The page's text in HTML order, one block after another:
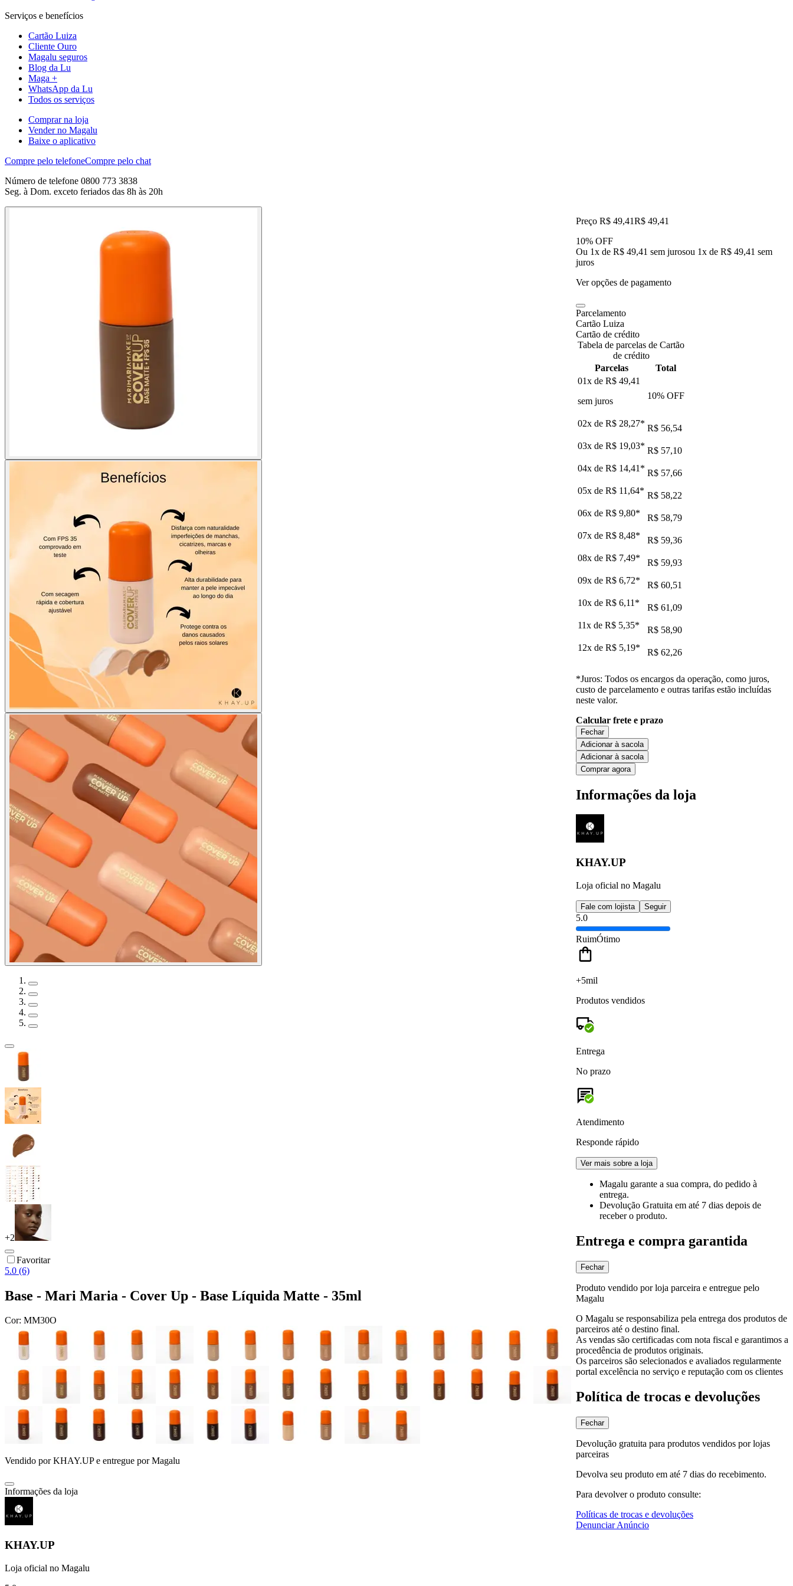
Serviços e benefícios
Cartão Luiza
Cliente Ouro
Magalu seguros
Blog da Lu
Maga +
WhatsApp da Lu
Todos os serviços
Comprar na loja
Vender no Magalu
Baixe o aplicativo
Compre pelo telefoneCompre pelo chat
Número de telefone 0800 773 3838
Seg. à Dom. exceto feriados das 8h às 20h
+2
Favoritar
5.0 (6)
Base - Mari Maria - Cover Up - Base Líquida Matte - 35ml
Cor: MM30O
Vendido porKHAY.UPe entregue por Magalu
Informações da loja
KHAY.UP
Loja oficial no Magalu
Preço R$ 49,41R$ 49,41
10% OFF
Ou 1x de R$ 49,41 sem jurosou 1x de R$ 49,41 sem
juros
Ver opções de pagamento
Parcelamento
Cartão Luiza
Cartão de crédito
Tabela de parcelas de Cartão
de crédito
Parcelas
Total
01x de R$ 49,41
sem juros
10% OFF
02x de R$ 28,27* R$ 56,54
03x de R$ 19,03* R$ 57,10
04x de R$ 14,41 * R$ 57,66
05x de R$ 11,64* R$ 58,22
06x de R$ 9,80*
R$ 58,79
07x de R$ 8,48*
R$ 59,36
08x de R$ 7,49*
R$ 59,93
09x de R$ 6,72*
R$ 60,51
10x de R$ 6,11 *
R$ 61,09
11x de R$ 5,35*
R$ 58,90
12x de R$ 5,19* R$ 62,26
*Juros: Todos os encargos da operação, como juros,
custo de parcelamento e outras tarifas estão incluídas
neste valor.
Calcular frete e prazo
Fechar
Adicionar à sacola
Adicionar à sacola
Comprar agora
Informações da loja
KHAY.UP
Loja oficial no Magalu
Fale com lojista Seguir
5.0
RuimÓtimo
+5mil
Produtos vendidos
Entrega
No prazo
Atendimento
Responde rápido
Ver mais sobre a loja
Magalu garante a sua compra, do pedido à
entrega.
Devolução Gratuita em até 7 dias depois de
receber o produto.
Entrega e compra garantida
Fechar
Produto vendido por loja parceira e entregue pelo
Magalu
O Magalu se responsabiliza pela entrega dos produtos de
parceiros até o destino final.
As vendas são certificadas com nota fiscal e garantimos a
procedência de produtos originais.
Os parceiros são selecionados e avaliados regularmente
portal excelência no serviço e reputação com os clientes
Política de trocas e devoluções
Fechar
Devolução gratuita para produtos vendidos por lojas
parceiras
Devolva seu produto em até 7 dias do recebimento.
Para devolver o produto consulte:
Políticas de trocas e devoluções
Denunciar Anúncio